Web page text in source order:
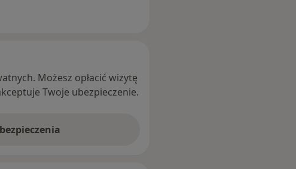
Możesz opłacić wizytę
Twoje ubezpieczenie.